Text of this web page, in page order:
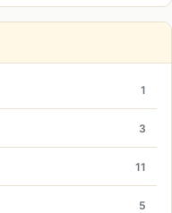
1
3
11
5